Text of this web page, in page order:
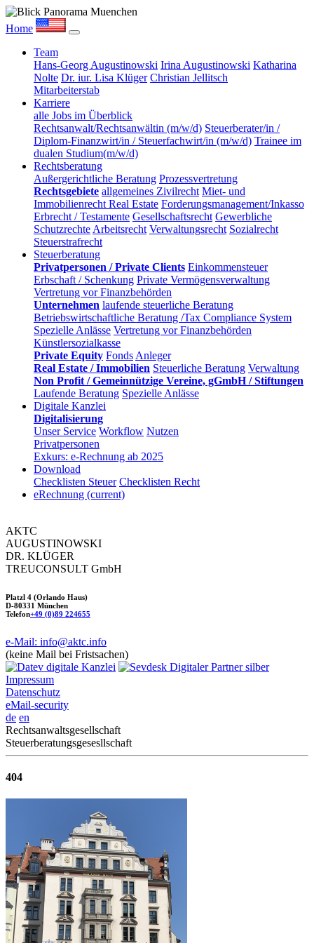
Home
Team
Hans-Georg Augustinowski Irina Augustinowski Katharina
Nolte Dr. iur. Lisa Klüger Christian Jellitsch
Mitarbeiterstab
Karriere
alle Jobs im Überblick
Rechtsanwalt/Rechtsanwältin (m/w/d) Steuerberater/in /
Diplom-Finanzwirt/in / Steuerfachwirt/in (m/w/d) Trainee im
dualen Studium(m/w/d)
Rechtsberatung
Außergerichtliche Beratung Prozessvertretung
Rechtsgebiete allgemeines Zivilrecht Miet- und
Immobilienrecht Real Estate Forderungsmanagement/Inkasso
Erbrecht / Testamente Gesellschaftsrecht Gewerbliche
Schutzrechte Arbeitsrecht Verwaltungsrecht Sozialrecht
Steuerstrafrecht
Steuerberatung
Privatpersonen / Private Clients Einkommensteuer
Erbschaft / Schenkung Private Vermögensverwaltung
Vertretung vor Finanzbehörden
Unternehmen laufende steuerliche Beratung
Betriebswirtschaftliche Beratung /Tax Compliance System
Spezielle Anlässe Vertretung vor Finanzbehörden
Künstlersozialkasse
Private Equity Fonds Anleger
Real Estate / Immobilien Steuerliche Beratung Verwaltung
Non Profit / Gemeinnützige Vereine, gGmbH / Stiftungen
Laufende Beratung Spezielle Anlässe
Digitale Kanzlei
Digitalisierung
Unser Service Workflow Nutzen
Privatpersonen
Exkurs: e-Rechnung ab 2025
Download
Checklisten Steuer Checklisten Recht
eRechnung (current)
AKTC
AUGUSTINOWSKI
DR. KLÜGER
TREUCONSULT GmbH
Platzl 4 (Orlando Haus)
D-80331 München
Telefon+49 (0)89 224655
e-Mail: info@aktc.info
(keine Mail bei Fristsachen)
Impressum
Datenschutz
eMail-security
de en
Rechtsanwaltsgesellschaft
Steuerberatungsgesesllschaft
404